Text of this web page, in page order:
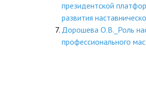
президентской
развития
Дорошева О.В._Роль
профессионального